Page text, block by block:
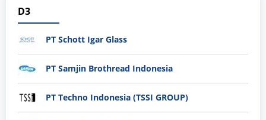
D3
PT Schott Igar Glass
PT Samjin Brothread Indonesia
PT Techno Indonesia (TSSI GROUP)